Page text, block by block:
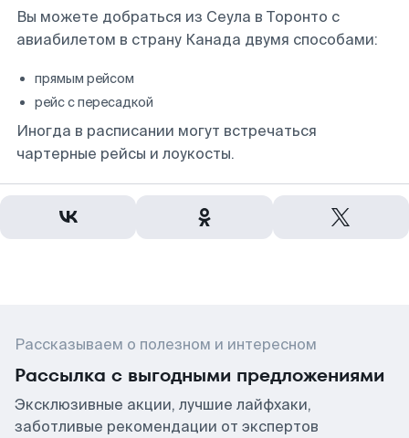
Вы можете добраться из Сеула в Торонто с
авиабилетом в страну Канада двумя способами:
прямым рейсом
рейс с пересадкой
Иногда в расписании могут встречаться
чартерные рейсы и лоукосты.
Рассказываем о полезном и интересном
Рассылка с выгодными предложениями
Эксклюзивные акции, лучшие лайфхаки,
заботливые рекомендации от экспертов